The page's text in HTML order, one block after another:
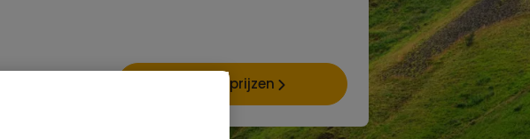
Data & prijzen